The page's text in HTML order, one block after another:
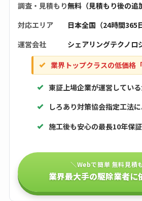
調査・見積もり無料（見積もり後の追
対応エリア
日本全国（24時間365
運営会社
シェアリングテクノロ
業界トップクラスの低価格
東証上場企業が運営してい
しろあり対策協会指定工法
施工後も安心の最長10年保
＼Webで簡単 無料見積
業界最大手の駆除業者に